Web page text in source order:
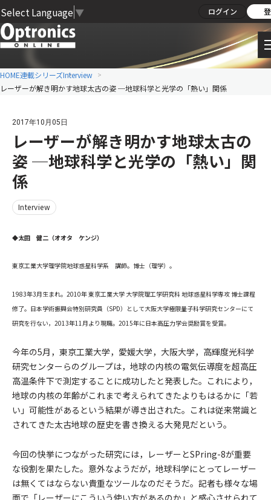
Select Language ▼ ログイン
HOME連載シリーズInterview
レーザーが解き明かす地球太古の姿 ─地球科学と光学の「熱い」関係
2017年10月05日
レーザーが解き明かす地球太古の
姿 ─地球科学と光学の「熱い」関
係
Interview
◆太田 健二（オオタ ケンジ）
東京工業大学理学院地球惑星科学系 講師。博士（理学）。
1983年3月生まれ。2010年 東京工業大学 大学院理工学研究科 地球惑星科学専攻 博士課程
修了。日本学術振興会特別研究員（SPD）として大阪大学極限量子科学研究センターにて
研究を行ない，2013年11月より現職。2015年に日本高圧力学会奨励賞を受賞。
今年の5月，東京工業大学，愛媛大学，大阪大学，高輝度光科学
研究センターらのグループは，地球の内核の電気伝導度を超高圧
高温条件下で測定することに成功したと発表した。これにより，
地球の内核の年齢がこれまで考えられてきたよりもはるかに「若
い」可能性があるという結果が導き出された。これは従来常識と
されてきた太古地球の歴史を書き換える大発見だという。
今回の快挙につながった研究には，レーザーとSPring-8が重要
な役割を果たした。意外なようだが，地球科学にとってレーザー
は無くてはならない貴重なツールなのだそうだ。記者も様々な場
面で「レーザーにこういう使い方があるのか」と感心させられて